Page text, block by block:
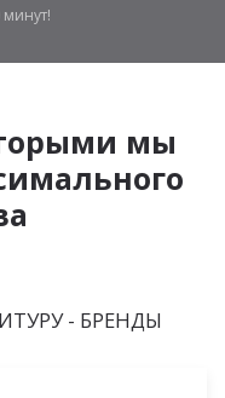
минут!
мы
- БРЕНДЫ